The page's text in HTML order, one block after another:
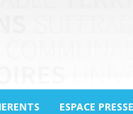
ESPACE PRESSE